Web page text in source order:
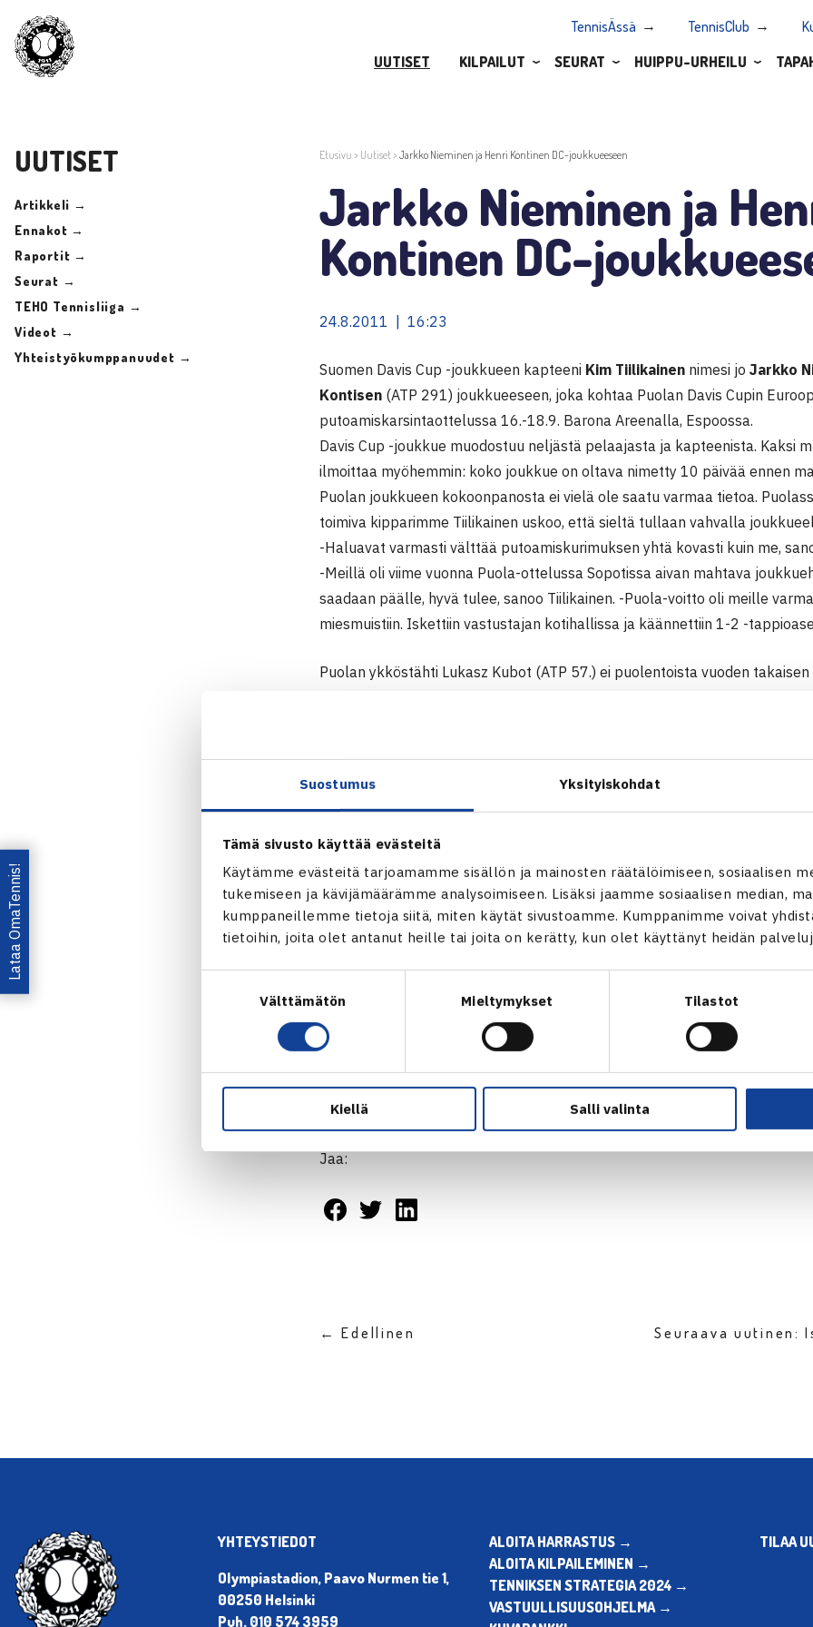
Suostumus Yksityiskohdat
Tämä sivusto käyttää evästeitä
Käytämme evästeitä tarjoamamme sisällön ja mainosten räätälöimiseen, sosiaalisen
tukemiseen ja kävijämäärämme analysoimiseen. Lisäksi jaamme sosiaalisen median,
kumppaneillemme tietoja siitä, miten käytät sivustoamme. Kumppanimme voivat
tietoihin, joita olet antanut heille tai joita on kerätty, kun olet käyttänyt heidän
Välttämätön Mieltymykset Tilastot
Kiellä Salli valinta
TennisÄssä TennisClub
UUTISET
KILPAILUT SEURAT HUIPPU-URHEILU
UUTISET
Artikkeli →
Ennakot →
Raportit →
Seurat →
TEHO Tennisliiga →
Videot →
Yhteistyökumppanuudet →
Etusivu > Uutiset>Jarkko Nieminen ja Henri Kontinen DC-joukkueeseen
Jarkko Nieminen ja
Kontinen DC-
24.8.2011 | 16:23
Suomen Davis Cup -joukkueen kapteeni Kim Tiilikainen nimesi jo Jarkko
Kontisen (ATP 291) joukkueeseen, joka kohtaa Puolan Davis Cupin
putoamiskarsintaottelussa 16.-18.9. Barona Areenalla, Espoossa.
Davis Cup -joukkue muodostuu neljästä pelaajasta ja kapteenista. Kaksi
ilmoittaa myöhemmin: koko joukkue on oltava nimetty 10 päivää ennen
Puolan joukkueen kokoonpanosta ei vielä ole saatu varmaa tietoa.
toimiva kipparimme Tiilikainen uskoo, että sieltä tullaan vahvalla
-Haluavat varmasti välttää putoamiskurimuksen yhtä kovasti kuin me,
-Meillä oli viime vuonna Puola-ottelussa Sopotissa aivan mahtava
saadaan päälle, hyvä tulee, sanoo Tiilikainen. -Puola-voitto oli meille
miesmuistiin. Iskettiin vastustajan kotihallissa ja käännettiin 1-2 -
Puolan ykköstähti Lukasz Kubot (ATP 57.) ei puolentoista vuoden
Lontoon olympiakisoihin. Edustuskelpoisuuteen kun vaaditaan, että
-Przysiezny on aina vaarallinen, tietää Tiilikainen. – Vaikkei peli olisi
hengen päälle. Ei kannata tuijotella viime aikaisiin tuloksiin.
Kimin oma valmennettava Jerzy Janowiczkin (ATP 141) voi tulla nimetyksi
kohtaloa enemmän Kim miettii, mitkä kaksi muuta nimeä ovat Suomen
Puolalla on myös maailmanluokan nelinpelipari: Mariusz Fyrstenberg ja
nelinpelirankingissa sijalla 13.
Lisätietoja DC-tapahtumasta ja lipunmyynnistä
Henri Kontinen (vas.) ja Jarkko Nieminen
Jaa:
← Edellinen Seuraava uutinen:
Lataa OmaTennis!
YHTEYSTIEDOT
Olympiastadion, Paavo Nurmen tie 1,
00250 Helsinki
Puh. 010 574 3959
ALOITA HARRASTUS →
ALOITA KILPAILEMINEN →
TENNIKSEN STRATEGIA 2024 →
VASTUULLISUUSOHJELMA →
TILAA